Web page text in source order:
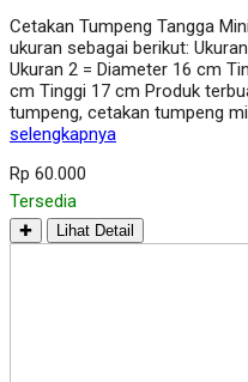
Cetakan Tumpeng Tangga
ukuran sebagai berikut:
Ukuran 2 = Diameter 16 cm
cm Tinggi 17 cm Produk
tumpeng, cetakan tumpeng
selengkapnya
Rp 60.000
Tersedia
✚ Lihat Detail